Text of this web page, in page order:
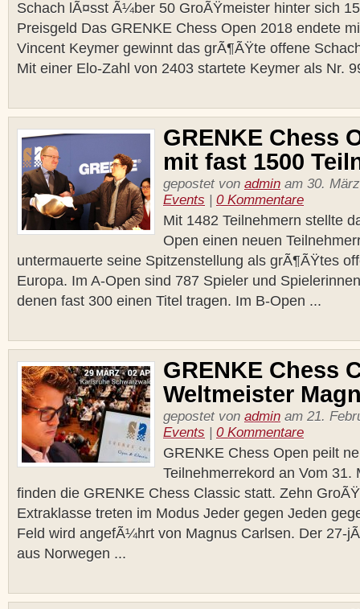
Schach lÃ¤sst Ã¼ber 50 GroÃŸmeister hinter sich
Preisgeld Das GRENKE Chess Open 2018 endete
Vincent Keymer gewinnt das grÃ¶ÃŸte offene
Mit einer Elo-Zahl von 2403 startete Keymer als Nr.
GRENKE Chess
mit fast 1500
gepostet von admin am 30.
Events
0 Kommentare
Mit 1482 Teilnehmern stellte
Open einen neuen
untermauerte seine Spitzenstellung als grÃ¶ÃŸtes
Europa. Im A-Open sind 787 Spieler und
denen fast 300 einen Titel tragen. Im B-Open ...
GRENKE Chess
Weltmeister
gepostet von admin am 21.
Events
0 Kommentare
GRENKE Chess Open peilt
Teilnehmerrekord an Vom 31.
finden die GRENKE Chess Classic statt. Zehn
Extraklasse treten im Modus Jeder gegen Jeden
Feld wird angefÃ¼hrt von Magnus Carlsen. Der 27-
aus Norwegen ...